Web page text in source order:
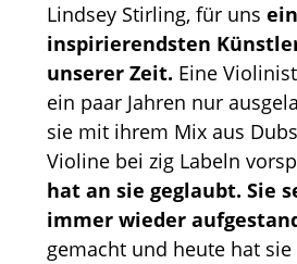
Lindsey Stirling, für uns
inspirierendsten
unserer Zeit. Eine
ein paar Jahren nur
sie mit ihrem Mix aus
Violine bei zig Labeln
hat an sie geglaubt. Sie
immer wieder
gemacht und heute hat sie